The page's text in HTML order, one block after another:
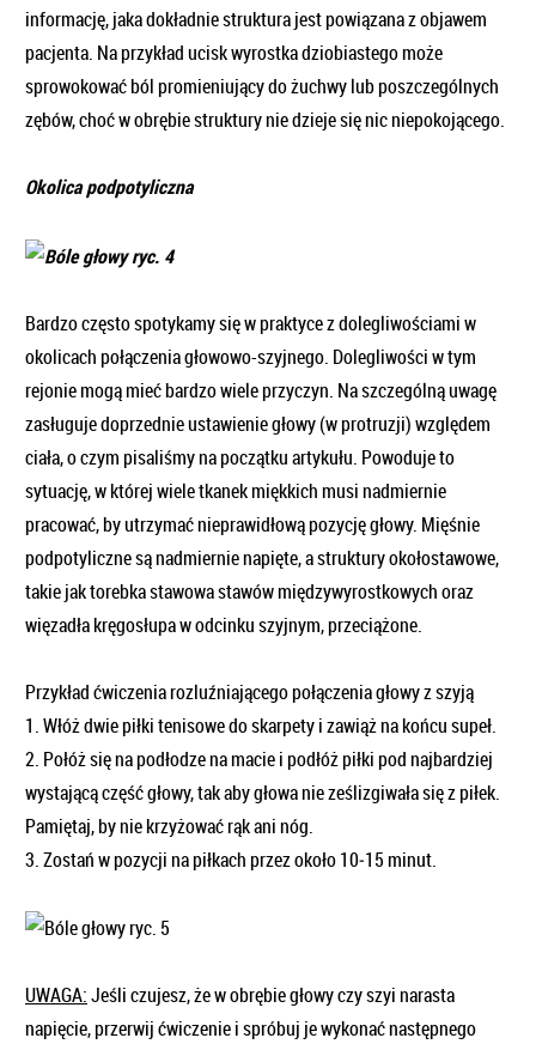
informację, jaka dokładnie struktura jest powiązana z objawem
pacjenta. Na przykład ucisk wyrostka dziobiastego może
sprowokować ból promieniujący do żuchwy lub poszczególnych
zębów, choć w obrębie struktury nie dzieje się nic niepokojącego.
Okolica podpotyliczna
Bardzo często spotykamy się w praktyce z dolegliwościami w
okolicach połączenia głowowo-szyjnego. Dolegliwości w tym
rejonie mogą mieć bardzo wiele przyczyn. Na szczególną uwagę
zasługuje doprzednie ustawienie głowy (w protruzji) względem
ciała, o czym pisaliśmy na początku artykułu. Powoduje to
sytuację, w której wiele tkanek miękkich musi nadmiernie
pracować, by utrzymać nieprawidłową pozycję głowy. Mięśnie
podpotyliczne są nadmiernie napięte, a struktury okołostawowe,
takie jak torebka stawowa stawów międzywyrostkowych oraz
więzadła kręgosłupa w odcinku szyjnym, przeciążone.
Przykład ćwiczenia rozluźniającego połączenia głowy z szyją
1. Włóż dwie piłki tenisowe do skarpety i zawiąż na końcu supeł.
2. Połóż się na podłodze na macie i podłóż piłki pod najbardziej
wystającą część głowy, tak aby głowa nie ześlizgiwała się z piłek.
Pamiętaj, by nie krzyżować rąk ani nóg.
3. Zostań w pozycji na piłkach przez około 10‑15 minut.
UWAGA:Jeśli czujesz, że w obrębie głowy czy szyi narasta
napięcie, przerwij ćwiczenie i spróbuj je wykonać następnego